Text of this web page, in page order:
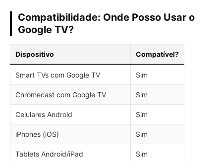
Compatibilidade: Onde Posso Usar o
Google TV?
Dispositivo Compatível?
Smart TVs com Google TV Sim
Chromecast com Google TV Sim
Celulares Android Sim
iPhones (iOS) Sim
Tablets Android/iPad Sim